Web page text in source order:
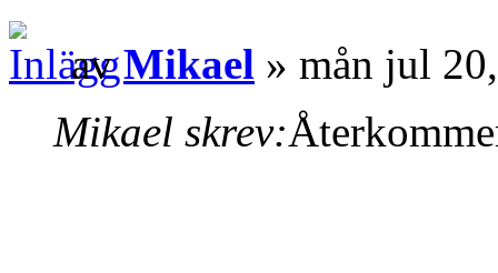
avMikael » mån jul
Mikael skrev: